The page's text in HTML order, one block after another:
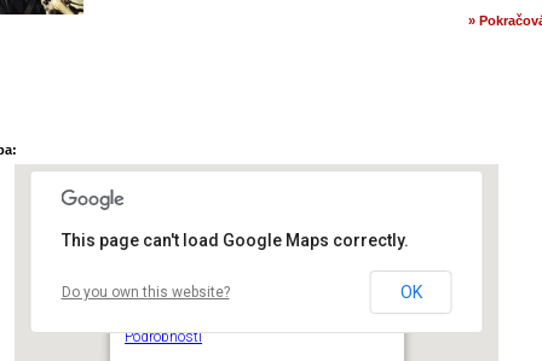
»
Chvalský zámek
Podrobnosti
This page can't load Google Maps correctly.
Do you own this website? OK